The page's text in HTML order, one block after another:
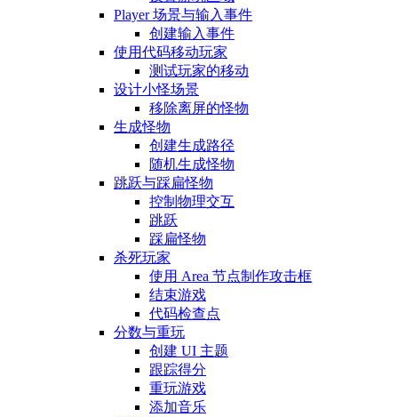
Player 场景与输入事件
创建输入事件
使用代码移动玩家
测试玩家的移动
设计小怪场景
移除离屏的怪物
生成怪物
创建生成路径
随机生成怪物
跳跃与踩扁怪物
控制物理交互
跳跃
踩扁怪物
杀死玩家
使用 Area 节点制作攻击框
结束游戏
代码检查点
分数与重玩
创建 UI 主题
跟踪得分
重玩游戏
添加音乐